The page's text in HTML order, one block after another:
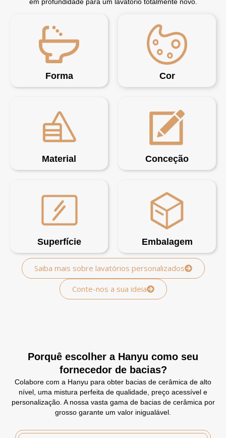
Forma Cor
Material Conceção
Superfície Embalagem
Saiba mais sobre lavatórios personalizados
Conte-nos a sua ideia
Porquê escolher a Hanyu como seu
fornecedor de bacias?
Colabore com a Hanyu para obter bacias de cerâmica de alto
nível, uma mistura perfeita de qualidade, preço acessível e
personalização. A nossa vasta gama de bacias de cerâmica por
grosso garante um valor inigualável.